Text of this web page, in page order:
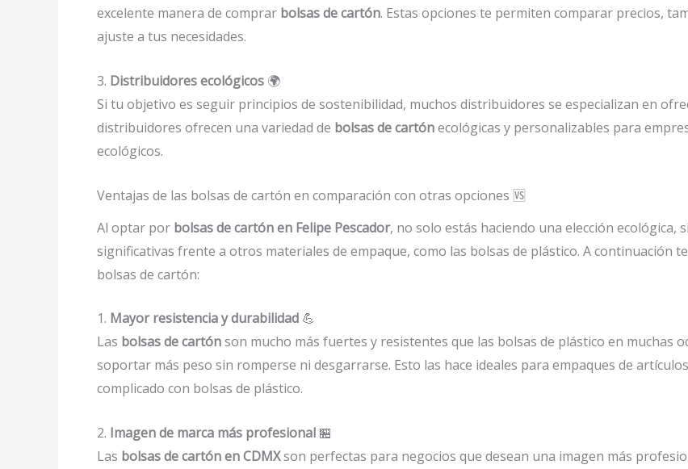
excelente manera de comprar bolsas de cartón. Estas opciones te permiten comparar precios,
ajuste a tus necesidades.
3. Distribuidores ecológicos 🌍
Si tu objetivo es seguir principios de sostenibilidad, muchos distribuidores se especializan en
distribuidores ofrecen una variedad de bolsas de cartónecológicas y personalizables para
ecológicos.
Ventajas de las bolsas de cartón en comparación con otras opciones 🆚
Al optar por bolsas de cartón en Felipe Pescador, no solo estás haciendo una elección
significativas frente a otros materiales de empaque, como las bolsas de plástico. A continuación
bolsas de cartón:
1. Mayor resistencia y durabilidad 💪
Las bolsas de cartónson mucho más fuertes y resistentes que las bolsas de plástico en muchas
soportar más peso sin romperse ni desgarrarse. Esto las hace ideales para empaques de
complicado con bolsas de plástico.
2. Imagen de marca más profesional 🏪
Las bolsas de cartón en CDMXson perfectas para negocios que desean una imagen más